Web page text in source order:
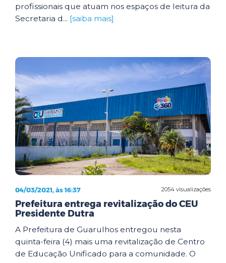
profissionais que atuam nos espaços de leitura da
Secretaria d... [saiba mais]
2054 visualizações
04/03/2021, às 16:37
Prefeitura entrega revitalização do CEU
Presidente Dutra
A Prefeitura de Guarulhos entregou nesta
quinta-feira (4) mais uma revitalização de Centro
de Educação Unificado para a comunidade. O